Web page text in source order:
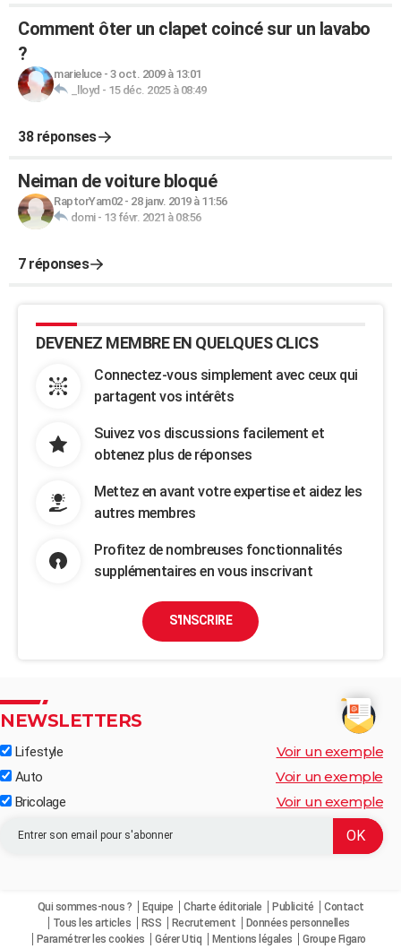
Comment ôter un clapet coincé sur un lavabo
?
marieluce- 3 oct. 2009 à 13:01
_lloyd - 15 déc. 2025 à 08:49
38 réponses
Neiman de voiture bloqué
RaptorYam02- 28 janv. 2019 à 11:56
domi- 13 févr. 2021 à 08:56
7 réponses
DEVENEZ MEMBRE EN QUELQUES CLICS
Connectez-vous simplement avec ceux qui
partagent vos intérêts
Suivez vos discussions facilement et
obtenez plus de réponses
Mettez en avant votre expertise et aidez les
autres membres
Profitez de nombreuses fonctionnalités
supplémentaires en vous inscrivant
S'INSCRIRE
NEWSLETTERS
Lifestyle Voir un exemple
Auto Voir un exemple
Bricolage Voir un exemple
Qui sommes-nous ? Equipe Charte éditoriale Publicité
Contact
Tous les articles
RSS Recrutement
Données personnelles
Paramétrer les cookies
Gérer Utiq Mentions légales
Groupe Figaro